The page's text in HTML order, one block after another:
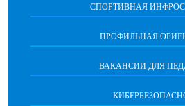
СПОРТИВНАЯ
ПРОФИЛЬНАЯ
ВАКАНСИИ ДЛЯ